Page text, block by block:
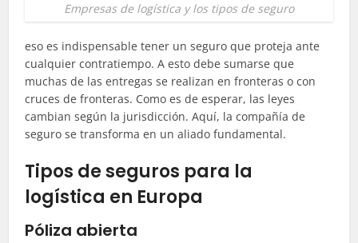
Empresas de logística y los tipos de seguro
eso es indispensable tener un seguro que proteja ante
cualquier contratiempo. A esto debe sumarse que
muchas de las entregas se realizan en fronteras o con
cruces de fronteras. Como es de esperar, las leyes
cambian según la jurisdicción. Aquí, la compañía de
seguro se transforma en un aliado fundamental.
Tipos de seguros para la
logística en Europa
Póliza abierta